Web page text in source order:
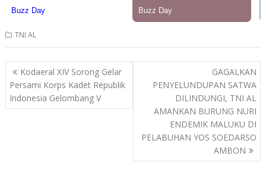
TNI AL
Post
navigation
Kodaeral XIV Sorong Gelar
Persami Korps Kadet Republik
Indonesia Gelombang V
GAGALKAN
PENYELUNDUPAN SATWA
DILINDUNGI, TNI AL
AMANKAN BURUNG NURI
ENDEMIK MALUKU DI
PELABUHAN YOS SOEDARSO
AMBON